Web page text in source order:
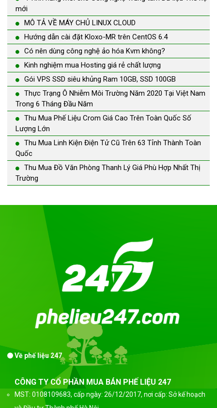
mới
MÔ TẢ VỀ MÁY CHỦ LINUX CLOUD
Hướng dẫn cài đặt Kloxo-MR trên CentOS 6.4
Có nên dùng công nghệ ảo hóa Kvm không?
Kinh nghiệm mua Hosting giá rẻ chất lượng
Gói VPS SSD siêu khủng Ram 10GB, SSD 100GB
Thực Trạng Ô Nhiễm Môi Trường Năm 2020 Tại Việt Nam
Trong 6 Tháng Đầu Năm
Thu Mua Phế Liệu Crom Giá Cao Trên Toàn Quốc Số
Lượng Lớn
Thu Mua Linh Kiện Điện Tử Cũ Trên 63 Tỉnh Thành Toàn
Quốc
Thu Mua Đồ Văn Phòng Thanh Lý Giá Phù Hợp Nhất Thị
Trường
Về phế liệu 247
CÔNG TY CỔ PHẦN MUA BÁN PHẾ LIỆU 247
MST: 0108109683, cấp ngày: 26/12/2017, nơi cấp: Sở kế hoạch